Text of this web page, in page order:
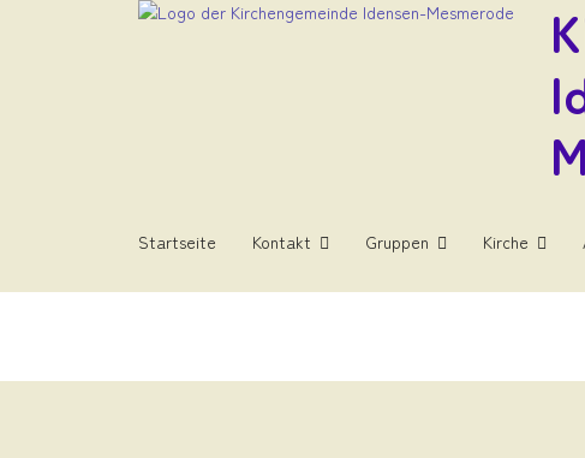
Startseite Kontakt Gruppen Kirche